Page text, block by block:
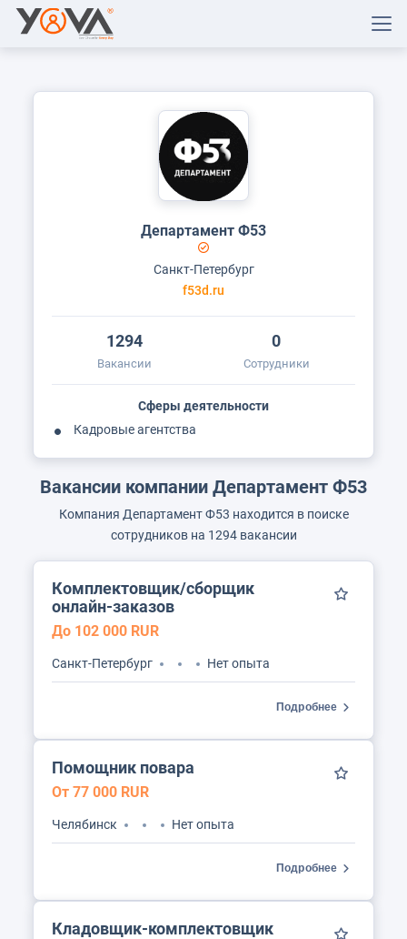
Вакансии компании Департамент Ф53
Компания Департамент Ф53 находится в поиске
сотрудников на 1294 вакансии
Комплектовщик/сборщик
онлайн-заказов
До 102 000 RUR
Санкт-Петербург Нет опыта
Подробнее
Помощник повара
От 77 000 RUR
Челябинск Нет опыта
Подробнее
Кладовщик-комплектовщик
Департамент Ф53
Санкт-Петербург
f53d.ru
1294
Вакансии
0
Сотрудники
Сферы деятельности
Кадровые агентства